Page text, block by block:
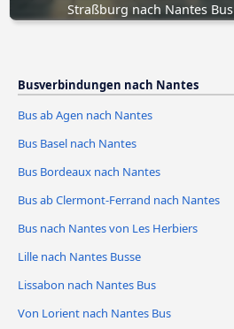
Straßburg nach Nantes Bus
Busverbindungen nach Nantes
Bus ab Agen nach Nantes
Bus Basel nach Nantes
Bus Bordeaux nach Nantes
Bus ab Clermont-Ferrand nach Nantes
Bus nach Nantes von Les Herbiers
Lille nach Nantes Busse
Lissabon nach Nantes Bus
Von Lorient nach Nantes Bus